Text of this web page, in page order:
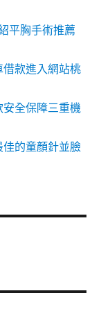
平胸手術推薦
款進入網站桃
全保障三重機
的童顏針並臉